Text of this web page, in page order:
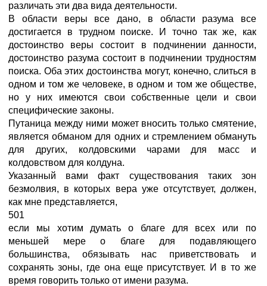
различать эти два вида деятельности.
В области веры все дано, в области разума все
достигается в трудном поиске. И точно так же, как
достоинство веры состоит в подчинении данности,
достоинство разума состоит в подчинении трудностям
поиска. Оба этих достоинства могут, конечно, слиться в
одном и том же человеке, в одном и том же обществе,
но у них имеются свои собственные цели и свои
специфические законы.
Путаница между ними может вносить только смятение,
является обманом для одних и стремлением обмануть
для других, колдовскими чарами для масс и
колдовством для колдуна.
Указанный вами факт существования таких зон
безмолвия, в которых вера уже отсутствует, должен,
как мне представляется,
501
если мы хотим думать о благе для всех или по
меньшей мере о благе для подавляющего
большинства, обязывать нас приветствовать и
сохранять зоны, где она еще присутствует. И в то же
время говорить только от имени разума.